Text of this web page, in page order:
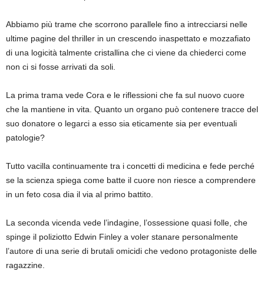
Abbiamo più trame che scorrono parallele fino a intrecciarsi nelle
ultime pagine del thriller in un crescendo inaspettato e mozzafiato
di una logicità talmente cristallina che ci viene da chiederci come
non ci si fosse arrivati da soli.
La prima trama vede Cora e le riflessioni che fa sul nuovo cuore
che la mantiene in vita. Quanto un organo può contenere tracce del
suo donatore o legarci a esso sia eticamente sia per eventuali
patologie?
Tutto vacilla continuamente tra i concetti di medicina e fede perché
se la scienza spiega come batte il cuore non riesce a comprendere
in un feto cosa dia il via al primo battito.
La seconda vicenda vede l’indagine, l’ossessione quasi folle, che
spinge il poliziotto Edwin Finley a voler stanare personalmente
l’autore di una serie di brutali omicidi che vedono protagoniste delle
ragazzine.